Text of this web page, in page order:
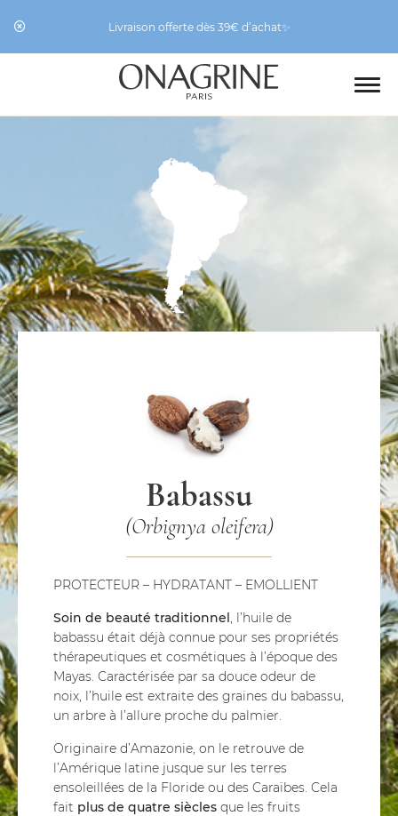
Livraison offerte dès 39€ d’achat✨
Babassu
(Orbignya oleifera)
PROTECTEUR – HYDRATANT – EMOLLIENT
Soin de beauté traditionnel, l’huile de
babassu était déjà connue pour ses propriétés
thérapeutiques et cosmétiques à l’époque des
Mayas. Caractérisée par sa douce odeur de
noix, l’huile est extraite des graines du babassu,
un arbre à l’allure proche du palmier.
Originaire d’Amazonie, on le retrouve de
l’Amérique latine jusque sur les terres
ensoleillées de la Floride ou des Caraïbes. Cela
fait plus de quatre siècles que les fruits